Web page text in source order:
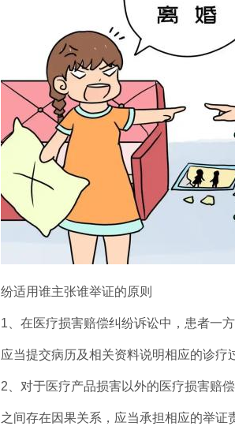
纷适用谁主张谁举证的原则
1、在医疗损害赔偿纠纷诉讼中，患者一
应当提交病历及相关资料说明相应的诊疗
2、对于医疗产品损害以外的医疗损害赔
之间存在因果关系，应当承担相应的举证